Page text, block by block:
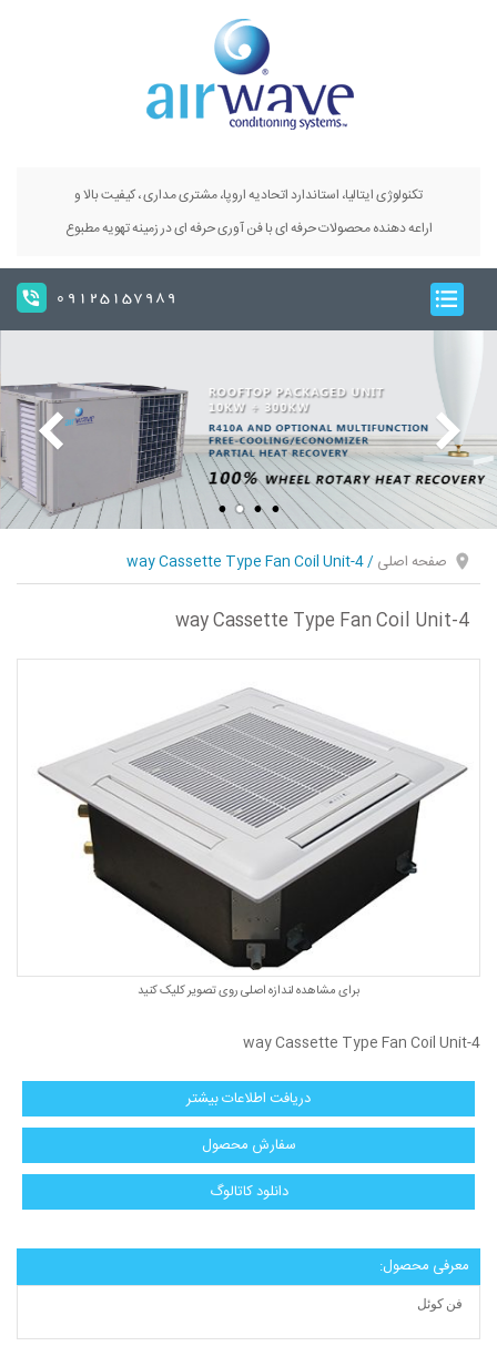
تکنولوژی ایتالیا، استاندارد اتحادیه اروپا، مشتری مداری ، کیفیت بالا و
اراعه دهنده محصولات حرفه ای با فن آوری حرفه ای در زمینه تهویه مطبوع
09125157989
صفحه اصلی/
4-way Cassette Type Fan Coil Unit
4-way Cassette Type Fan Coil Unit
برای مشاهده لندازه اصلی روی تصویر کلیک کنید
4-way Cassette Type Fan Coil Unit
دریافت اطلاعات بیشتر
سفارش محصول
دانلود كاتالوگ
معرفی محصول:
فن کوئل